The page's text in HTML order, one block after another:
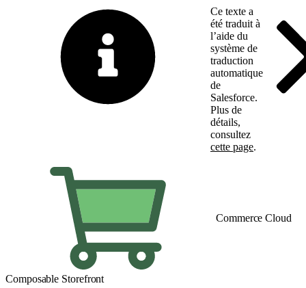
Ce texte a
été traduit à
l’aide du
système de
traduction
automatique
de
Salesforce.
Plus de
détails,
consultez
cette page.
Commerce Cloud
Composable Storefront